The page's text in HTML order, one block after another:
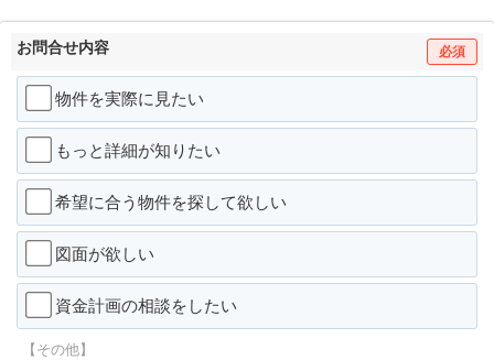
お問合せ内容 必須
物件を実際に見たい
もっと詳細が知りたい
希望に合う物件を探して欲しい
図面が欲しい
資金計画の相談をしたい
【その他】